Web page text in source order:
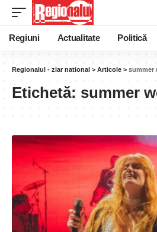
Regiuni Actualitate Politică
Regionalul - ziar national > Articole > summer
Etichetă: summer